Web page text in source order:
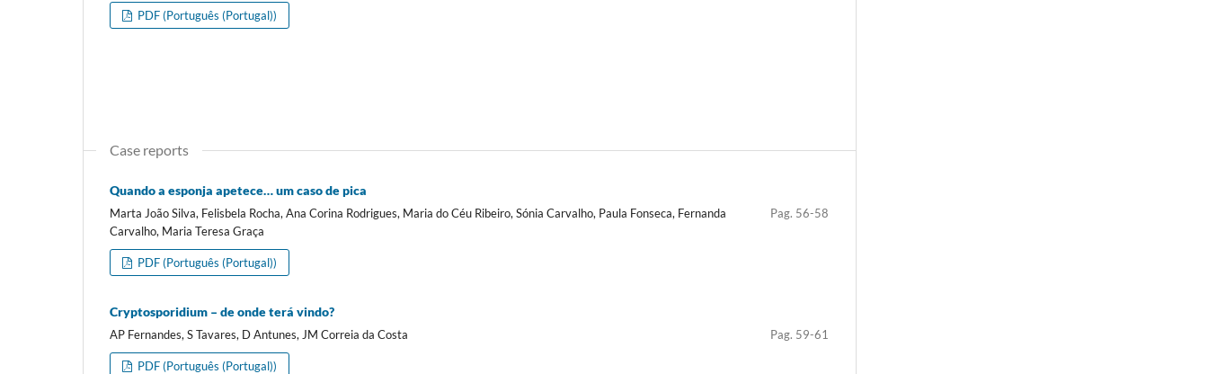
PDF (Português (Portugal))
Case reports
Quando a esponja apetece… um caso de pica
Marta João Silva, Felisbela Rocha, Ana Corina Rodrigues, Maria do Céu Ribeiro, Sónia Carvalho, Paula Fonseca, Fernanda
Carvalho, Maria Teresa Graça
Pag. 56-58
PDF (Português (Portugal))
Cryptosporidium – de onde terá vindo?
AP Fernandes, S Tavares, D Antunes, JM Correia da Costa Pag. 59-61
PDF (Português (Portugal))